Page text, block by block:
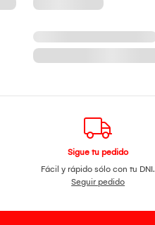
Sigue tu pedido
Fácil y rápido sólo con tu DNI.
Seguir pedido